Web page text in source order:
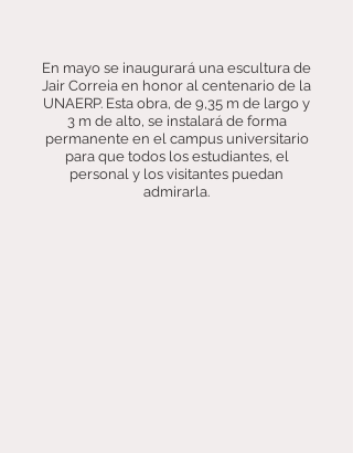
En mayo se inaugurará una escultura de
Jair Correia en honor al centenario de la
UNAERP. Esta obra, de 9,35 m de largo y
3 m de alto, se instalará de forma
permanente en el campus universitario
para que todos los estudiantes, el
personal y los visitantes puedan
admirarla.